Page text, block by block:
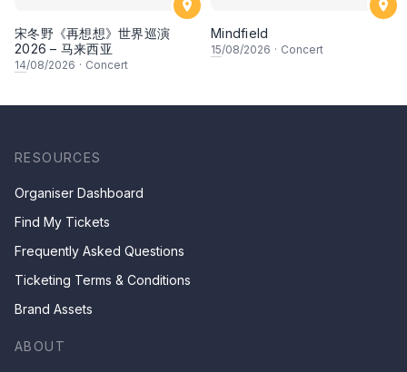
宋冬野《再想想》世界巡演
2026 – 马来西亚
14/08/2026 · Concert
Mindfield
15/08/2026 · Concert
RESOURCES
Organiser Dashboard
Find My Tickets
Frequently Asked Questions
Ticketing Terms & Conditions
Brand Assets
ABOUT